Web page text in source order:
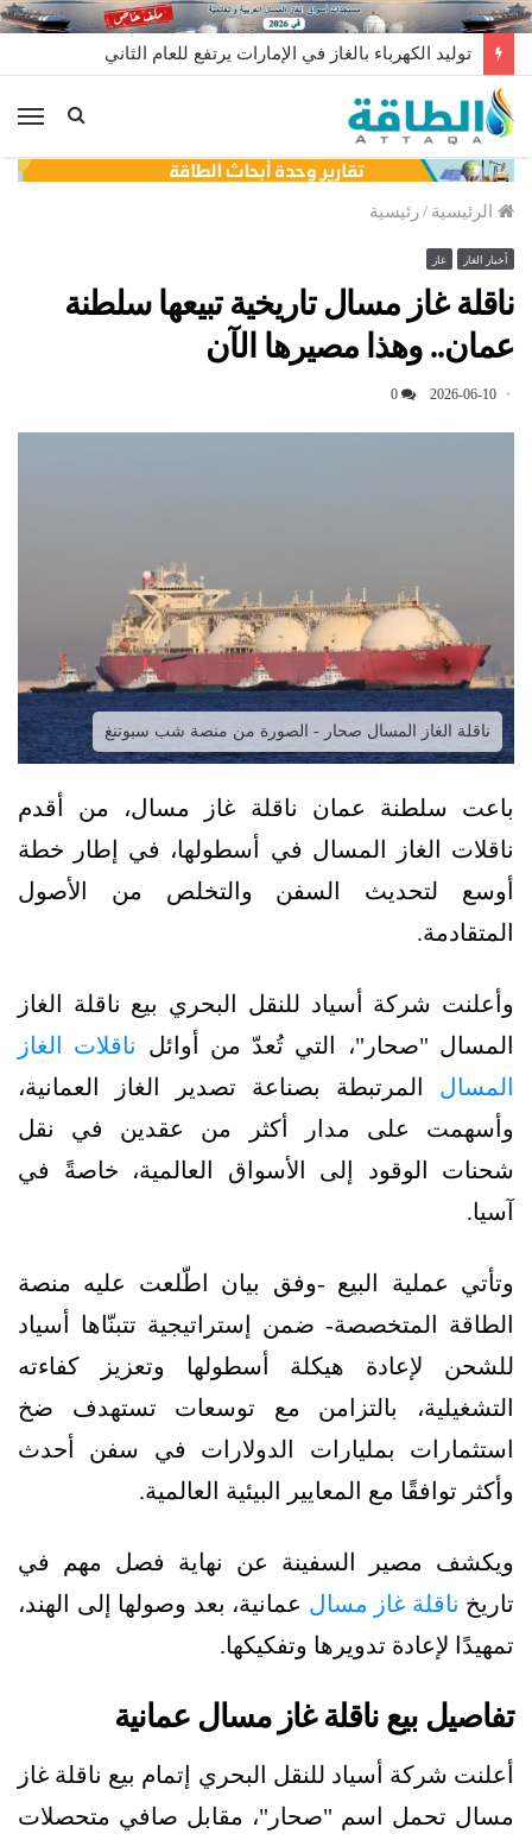
توليد الكهرباء بالغاز في الإمارات يرتفع للعام الثاني
الرئيسية /رئيسية
أخبار الغاز غاز
ناقلة غاز مسال تاريخية تبيعها سلطنة
عمان.. وهذا مصيرها الآن
2026-06-10
0
ناقلة الغاز المسال صحار - الصورة من منصة شب سبوتنغ
باعت سلطنة عمان ناقلة غاز مسال، من أقدم
ناقلات الغاز المسال في أسطولها، في إطار خطة
أوسع لتحديث السفن والتخلص من الأصول
المتقادمة.
وأعلنت شركة أسياد للنقل البحري بيع ناقلة الغاز
المسال "صحار"، التي تُعدّ من أوائل ناقلات الغاز
المسال المرتبطة بصناعة تصدير الغاز العمانية،
وأسهمت على مدار أكثر من عقدين في نقل
شحنات الوقود إلى الأسواق العالمية، خاصةً في
آسيا.
وتأتي عملية البيع -وفق بيان اطّلعت عليه منصة
الطاقة المتخصصة- ضمن إستراتيجية تتبنّاها أسياد
للشحن لإعادة هيكلة أسطولها وتعزيز كفاءته
التشغيلية، بالتزامن مع توسعات تستهدف ضخ
استثمارات بمليارات الدولارات في سفن أحدث
وأكثر توافقًا مع المعايير البيئية العالمية.
ويكشف مصير السفينة عن نهاية فصل مهم في
تاريخ ناقلة غاز مسال عمانية، بعد وصولها إلى الهند،
تمهيدًا لإعادة تدويرها وتفكيكها.
تفاصيل بيع ناقلة غاز مسال عمانية
أعلنت شركة أسياد للنقل البحري إتمام بيع ناقلة غاز
مسال تحمل اسم "صحار"، مقابل صافي متحصلات